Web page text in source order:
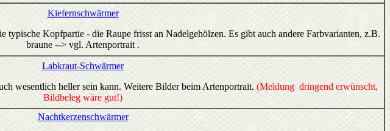
Kiefernschwärmer
typische Kopfpartie - die Raupe frisst an Nadelgehölzen. Es gibt auch andere Farbvarianten, z.B.
braune --> vgl. Artenportrait .
Labkraut-Schwärmer
wesentlich heller sein kann. Weitere Bilder beim Artenportrait. (Meldung dringend erwünscht,
Bildbeleg wäre gut!)
Nachtkerzenschwärmer